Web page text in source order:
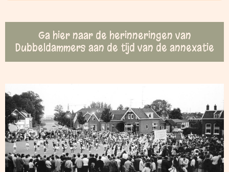
Ga hier naarde herinneringen van
Dubbeldammers aan de tijd van de annexatie